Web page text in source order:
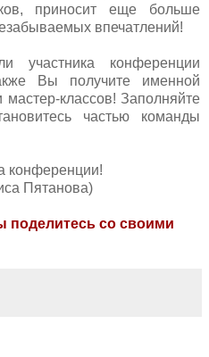
приносит еще больше
впечатлений!
участника конференции
Вы получите именной
классов! Заполняйте
частью команды
конференции!
Пятанова)
поделитесь со своими